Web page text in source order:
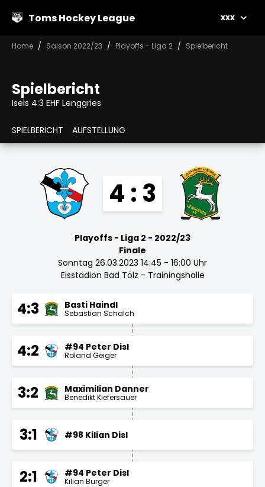
Toms Hockey League xxx
Home Saison 2022/23 Playoffs - Liga 2 Spielbericht
Spielbericht
Isels 4:3 EHF Lenggries
SPIELBERICHT AUFSTELLUNG
4 : 3
Playoffs - Liga 2 - 2022/23
Finale
Sonntag 26.03.2023 14:45 - 16:00 Uhr
Eisstadion Bad Tölz - Trainingshalle
4:3 Basti Haindl
Sebastian Schalch
4:2 #94 Peter Disl
Roland Geiger
3:2 Maximilian Danner
Benedikt Kiefersauer
3:1 #98 Kilian Disl
2:1 #94 Peter Disl
Kilian Burger